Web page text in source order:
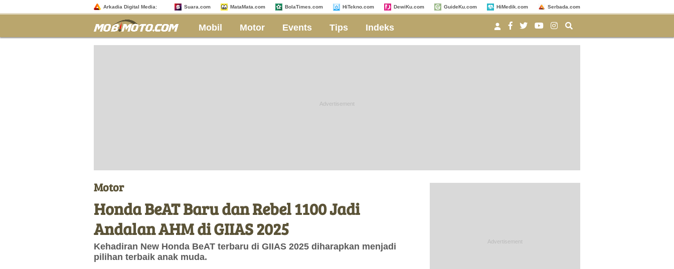
Arkadia Digital Media: Suara.com MataMata.com BolaTimes.com HiTekno.com DewiKu.com GuideKu.com HiMedik.com Serbada.com
Mobil Motor Events Tips Indeks
Motor
Honda BeAT Baru dan Rebel 1100 Jadi
Andalan AHM di GIIAS 2025
Kehadiran New Honda BeAT terbaru di GIIAS 2025 diharapkan menjadi
pilihan terbaik anak muda.